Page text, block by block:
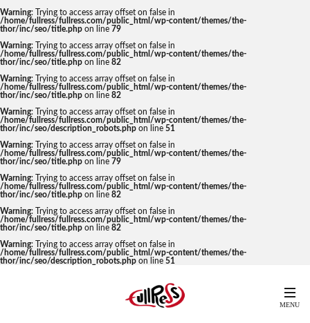
Warning: Trying to access array offset on false in
/home/fullress/fullress.com/public_html/wp-content/themes/the-
thor/inc/seo/title.php on line 79
Warning: Trying to access array offset on false in
/home/fullress/fullress.com/public_html/wp-content/themes/the-
thor/inc/seo/title.php on line 82
Warning: Trying to access array offset on false in
/home/fullress/fullress.com/public_html/wp-content/themes/the-
thor/inc/seo/title.php on line 82
Warning: Trying to access array offset on false in
/home/fullress/fullress.com/public_html/wp-content/themes/the-
thor/inc/seo/description_robots.php on line 51
Warning: Trying to access array offset on false in
/home/fullress/fullress.com/public_html/wp-content/themes/the-
thor/inc/seo/title.php on line 79
Warning: Trying to access array offset on false in
/home/fullress/fullress.com/public_html/wp-content/themes/the-
thor/inc/seo/title.php on line 82
Warning: Trying to access array offset on false in
/home/fullress/fullress.com/public_html/wp-content/themes/the-
thor/inc/seo/title.php on line 82
Warning: Trying to access array offset on false in
/home/fullress/fullress.com/public_html/wp-content/themes/the-
thor/inc/seo/description_robots.php on line 51